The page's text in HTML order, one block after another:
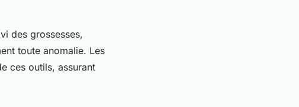
des grossesses,
toute anomalie. Les
ces outils, assurant